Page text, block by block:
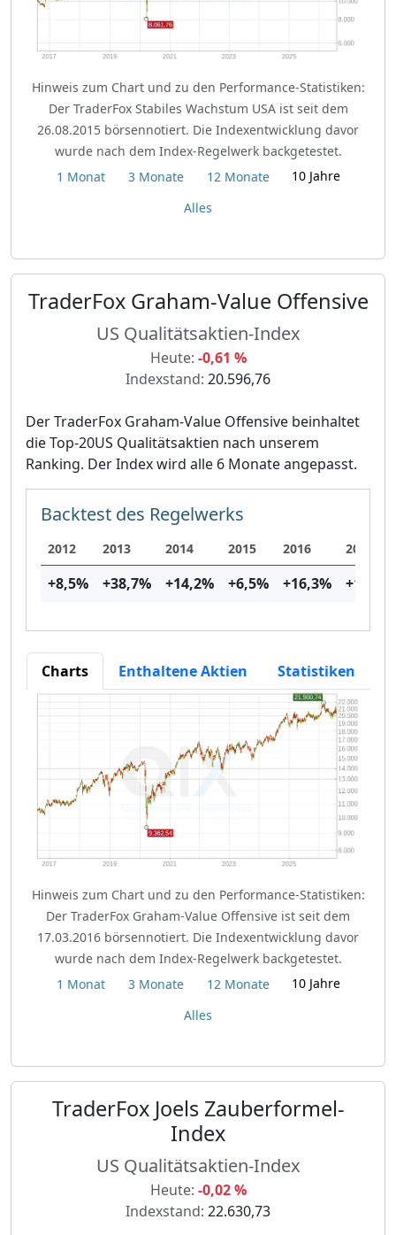
Hinweis zum Chart und zu den Performance-Statistiken:
Der TraderFox Stabiles Wachstum USA ist seit dem
26.08.2015 börsennotiert. Die Indexentwicklung davor
wurde nach dem Index-Regelwerk backgetestet.
1 Monat
3 Monate 12 Monate
10 Jahre
Alles
TraderFox Graham-Value Offensive
US Qualitätsaktien-Index
Heute: -0,61 %
Indexstand: 20.596,76
Der TraderFox Graham-Value Offensive beinhaltet
die Top-20US Qualitätsaktien nach unserem
Ranking. Der Index wird alle 6 Monate angepasst.
Backtest des Regelwerks
2012 2013 2014 2015 2016 2017
+8,5% +38,7% +14,2% +6,5% +16,3% +12,6
Charts Enthaltene Aktien Statistiken
Hinweis zum Chart und zu den Performance-Statistiken:
Der TraderFox Graham-Value Offensive ist seit dem
17.03.2016 börsennotiert. Die Indexentwicklung davor
wurde nach dem Index-Regelwerk backgetestet.
1 Monat
3 Monate 12 Monate
10 Jahre
Alles
TraderFox Joels Zauberformel-
Index
US Qualitätsaktien-Index
Heute: -0,02 %
Indexstand: 22.630,73